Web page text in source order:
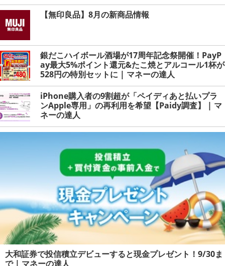
【無印良品】8月の新商品情報
銀だこハイボール酒場が17周年記念祭開催！PayP
ay最大5%ポイント還元&たこ焼とアルコール1杯が
528円の特別セットに | マネーの達人
iPhone購入者の9割超が「ペイディあと払いプラ
ンApple専用」の再利用を希望【Paidy調査】 | マ
ネーの達人
大和証券で投信積立デビューすると現金プレゼント！9/30ま
で | マネーの達人